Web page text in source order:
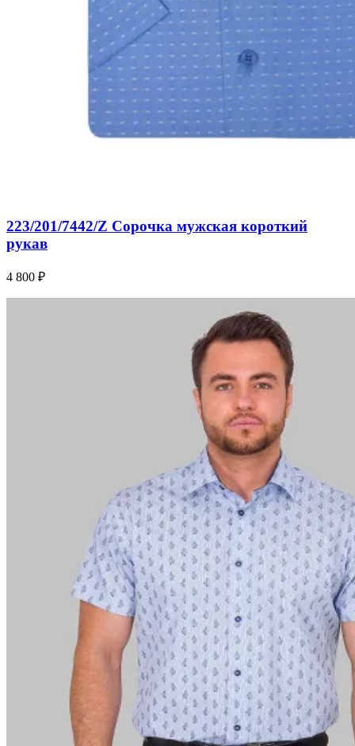
223/201/7442/Z Сорочка мужская короткий
рукав
4 800 ₽